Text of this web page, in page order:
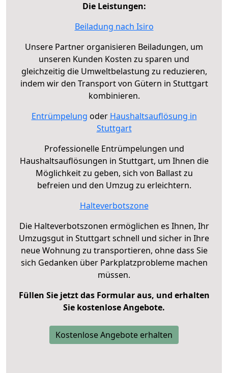
Die Leistungen:
Beiladung nach Isiro
Unsere Partner organisieren Beiladungen, um
unseren Kunden Kosten zu sparen und
gleichzeitig die Umweltbelastung zu reduzieren,
indem wir den Transport von Gütern in Stuttgart
kombinieren.
Entrümpelung oder Haushaltsauflösung in
Stuttgart
Professionelle Entrümpelungen und
Haushaltsauflösungen in Stuttgart, um Ihnen die
Möglichkeit zu geben, sich von Ballast zu
befreien und den Umzug zu erleichtern.
Halteverbotszone
Die Halteverbotszonen ermöglichen es Ihnen, Ihr
Umzugsgut in Stuttgart schnell und sicher in Ihre
neue Wohnung zu transportieren, ohne dass Sie
sich Gedanken über Parkplatzprobleme machen
müssen.
Füllen Sie jetzt das Formular aus, und erhalten
Sie kostenlose Angebote.
Kostenlose Angebote erhalten